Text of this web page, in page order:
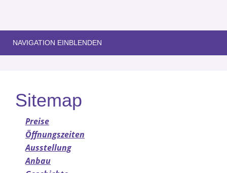
NAVIGATION EINBLENDEN
Sitemap
Preise
Öffnungszeiten
Ausstellung
Anbau